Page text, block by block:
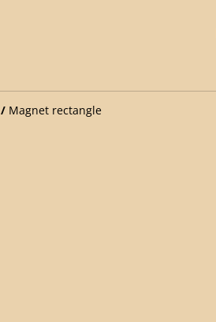
/ Magnet rectangle